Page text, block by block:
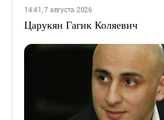
14:41, 7 августа 2026
Царукян Гагик Коляевич